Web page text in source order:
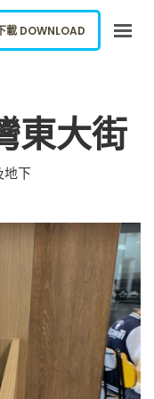
東大街
地下
載 DOWNLOAD